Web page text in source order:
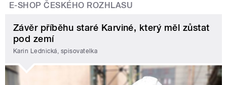
E-SHOP ČESKÉHO ROZHLASU
Závěr příběhu staré Karviné, který měl zůstat
pod zemí
Karin Lednická, spisovatelka